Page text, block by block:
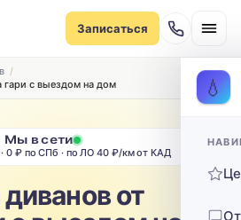
Записаться
удобное время
💧
гари с выездом на дом
Мы в сети
0 ₽ по СПб · по ЛО 40 ₽/км от КАД
от